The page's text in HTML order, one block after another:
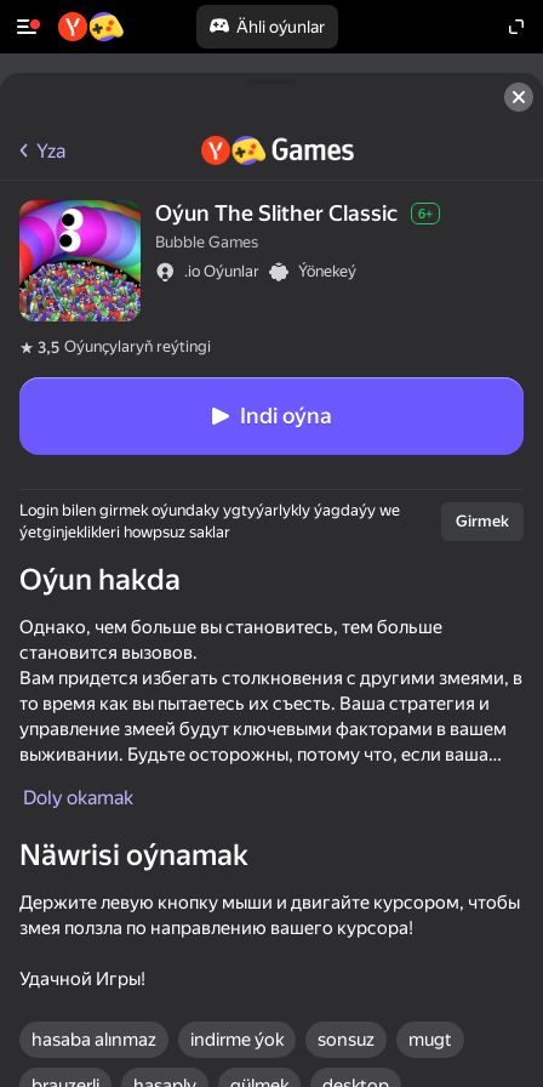
Ähli oýunlar
Top 50 oýunlar
Bu oýun diňe peýza
Consume the whole world!
59
Agartime
60
Stack Fire Ball
49 65
Yza
Oýun The Slither Classic 6+
Bubble Games
.io Oýunlar
Ýönekeý
3,5 Oýunçylaryň reýtingi
Indi oýna
Login bilen girmek oýundaky ygtyýarlykly ýagdaýy we
ýetginjeklikleri howpsuz saklar
Girmek
Oýun hakda
Однако, чем больше вы становитесь, тем больше
становится вызовов.
Вам придется избегать столкновения с другими змеями, в
то время как вы пытаетесь их съесть. Ваша стратегия и
управление змеей будут ключевыми факторами в вашем
выживании. Будьте осторожны, потому что, если ваша
закончится.
Но не беспокойтесь, вы всегда можете начать заново и
Slither Classic” - это игра, которая проверяет ваши навыки,
реакцию и стратегическое мышление. Вы готовы стать
Doly okamak
Näwrisi oýnamak
Держите левую кнопку мыши и двигайте курсором, чтобы
змея ползла по направлению вашего курсора!
Удачной Игры!
hasaba alınmaz indirme ýok sonsuz mugt